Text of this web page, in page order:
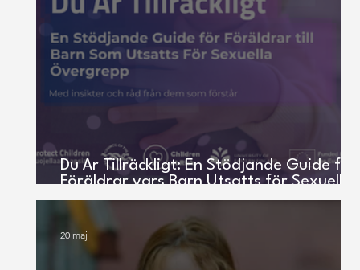
Du Är Tillräckligt: En Stödjande Guide för
Föräldrar vars Barn Utsatts för Sexuellt
Våld (alla språkversioner)
20 maj